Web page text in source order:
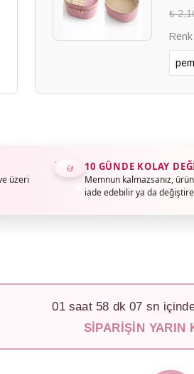
₺
Renk
üzeri
10 GÜNDE KOLAY
Memnun kalmazsanız,
iade edebilir ya da
01saat 58 dk05 sn
SIPARIŞIN YARIN